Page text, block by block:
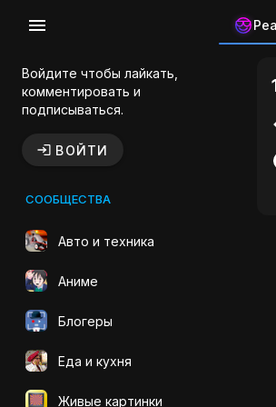
Войдите чтобы лайкать,
комментировать и
подписываться.
ВОЙТИ
СООБЩЕСТВА
Авто и техника
Аниме
Блогеры
Еда и кухня
Живые картинки